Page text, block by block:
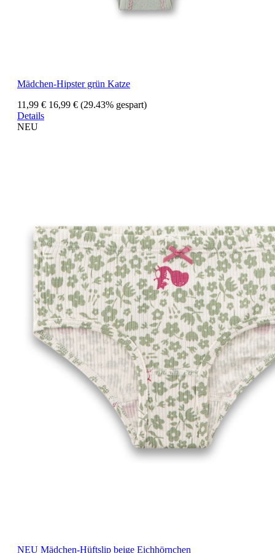
Mädchen-Hipster grün Katze
11,99 € 16,99 € (29.43% gespart)
Details
NEU
NEU Mädchen-Hüftslip beige Eichhörnchen